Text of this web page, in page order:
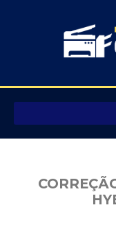
conteúdo